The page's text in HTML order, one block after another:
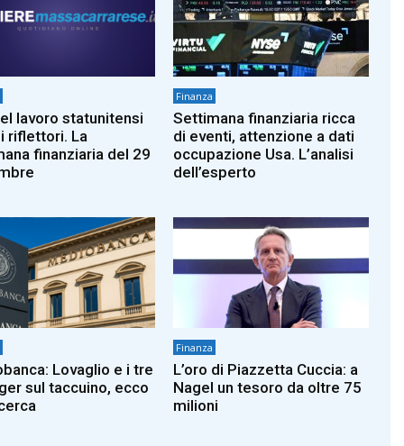
lavoro statunitensi
riflettori. La
finanziaria del 29
Finanza
Settimana finanziaria ricca
di eventi, attenzione a dati
occupazione Usa. L’analisi
dell’esperto
Lovaglio e i tre
sul taccuino, ecco
Finanza
L’oro di Piazzetta Cuccia: a
Nagel un tesoro da oltre 75
milioni